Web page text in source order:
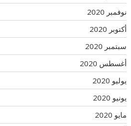
نوفمبر 2020
أكتوبر 2020
سبتمبر 2020
أغسطس 2020
يوليو 2020
يونيو 2020
مايو 2020